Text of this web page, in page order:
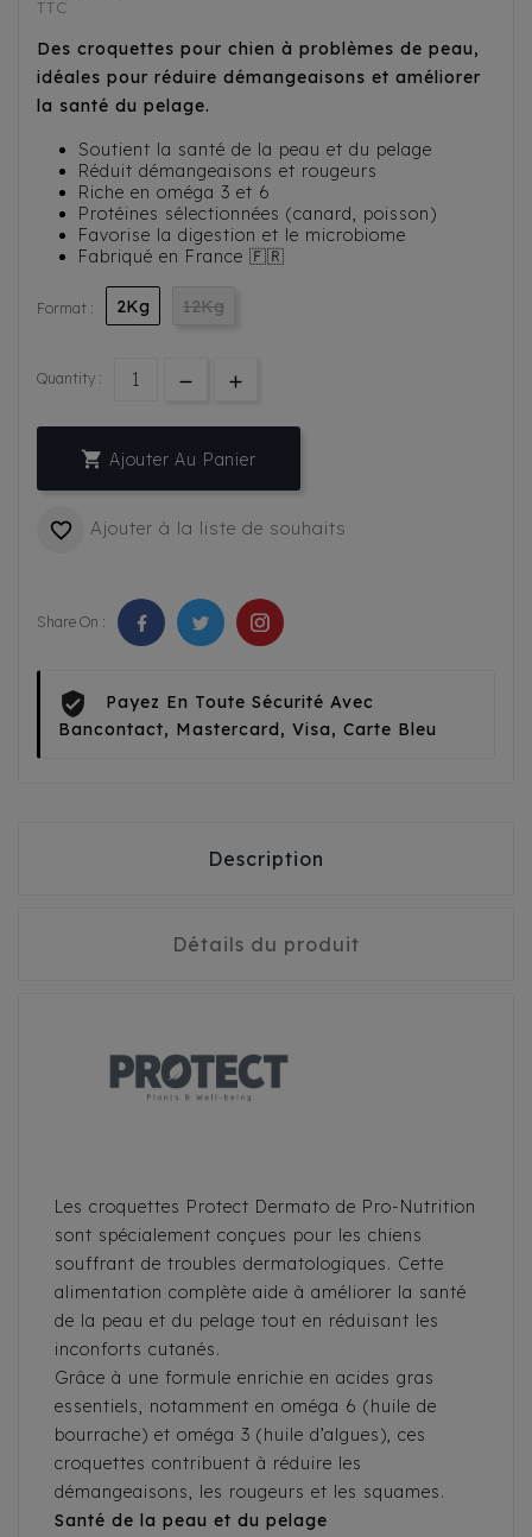
TTC
Des croquettes pour chien à problèmes de peau,
idéales pour réduire démangeaisons et améliorer
la santé du pelage.
Soutient la santé de la peau et du pelage
Réduit démangeaisons et rougeurs
Riche en oméga 3 et 6
Protéines sélectionnées (canard, poisson)
Favorise la digestion et le microbiome
Fabriqué en France 🇫🇷
Format : 2Kg 12Kg
Quantity :
 Ajouter Au Panier
 Ajouter à la liste de souhaits
Share On :
Payez En Toute Sécurité Avec
Bancontact, Mastercard, Visa, Carte Bleu
Description
Détails du produit
Les croquettes Protect Dermato de Pro-Nutrition
sont spécialement conçues pour les chiens
souffrant de troubles dermatologiques. Cette
alimentation complète aide à améliorer la santé
de la peau et du pelage tout en réduisant les
inconforts cutanés.
Grâce à une formule enrichie en acides gras
essentiels, notamment en oméga 6 (huile de
bourrache) et oméga 3 (huile d’algues), ces
croquettes contribuent à réduire les
démangeaisons, les rougeurs et les squames.
Santé de la peau et du pelage